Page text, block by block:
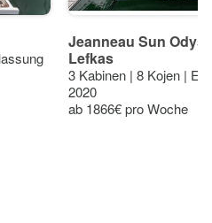
Jeanneau Sun
Lefkas
3 Kabinen | 8 Kojen |
2020
ab 1866€ pro Woche